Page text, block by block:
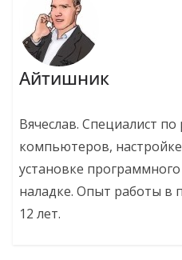
Айтишник
Вячеслав. Специалист
компьютеров,
установке
наладке. Опыт работы в
12 лет.